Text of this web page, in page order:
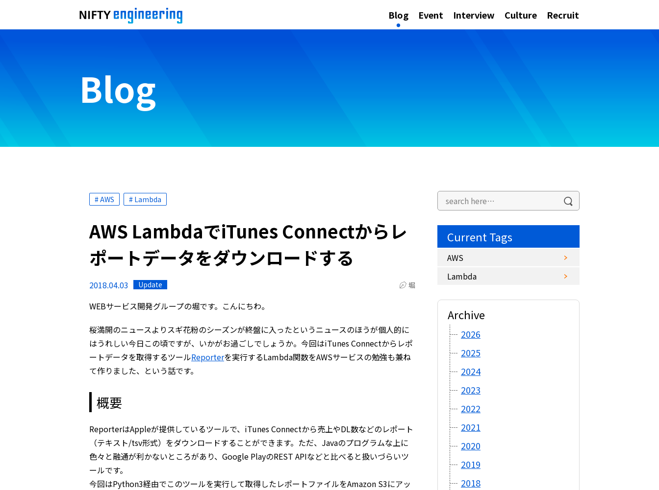
Blog Event Interview Culture Recruit
Blog
# AWS # Lambda
AWS LambdaでiTunes Connectからレ
ポートデータをダウンロードする
2018.04.03 Update 堀
WEBサービス開発グループの堀です。こんにちわ。
桜満開のニュースよりスギ花粉のシーズンが終盤に入ったというニュースのほうが個人的に
はうれしい今日この頃ですが、いかがお過ごしでしょうか。今回はiTunes Connectからレポ
ートデータを取得するツールReporterを実行するLambda関数をAWSサービスの勉強も兼ね
て作りました、という話です。
概要
ReporterはAppleが提供しているツールで、iTunes Connectから売上やDL数などのレポート
（テキスト/tsv形式）をダウンロードすることができます。ただ、Javaのプログラムな上に
色々と融通が利かないところがあり、Google PlayのREST APIなどと比べると扱いづらいツ
ールです。
今回はPython3経由でこのツールを実行して取得したレポートファイルをAmazon S3にアッ
Current Tags
AWS
Lambda
Archive
2026
2025
2024
2023
2022
2021
2020
2019
2018